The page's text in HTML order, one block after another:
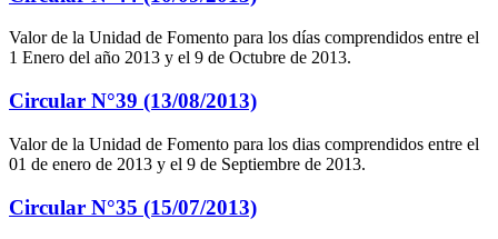
Valor de la Unidad de Fomento para los días comprendidos entre el
1 Enero del año 2013 y el 9 de Octubre de 2013.
Circular N°39 (13/08/2013)
Valor de la Unidad de Fomento para los dias comprendidos entre el
01 de enero de 2013 y el 9 de Septiembre de 2013.
Circular N°35 (15/07/2013)